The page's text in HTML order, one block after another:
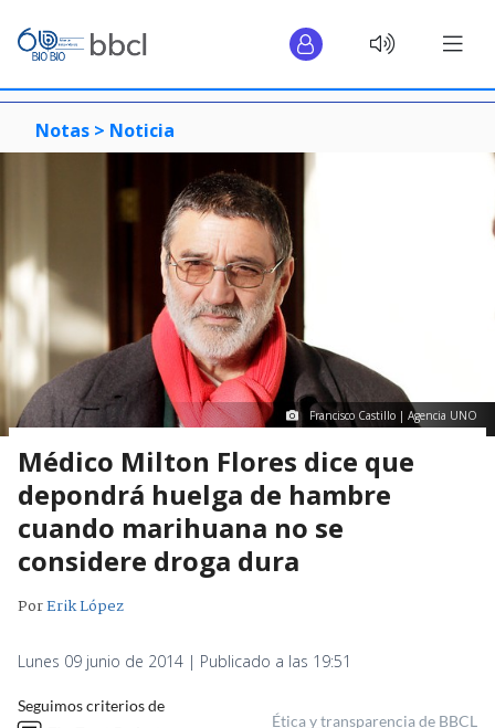
Notas > Noticia
Francisco Castillo | Agencia UNO
Médico Milton Flores dice que
depondrá huelga de hambre
cuando marihuana no se
considere droga dura
PorErik López
Lunes 09 junio de 2014 | Publicado a las 19:51
Seguimos criterios de
Ética y transparencia de BBCL